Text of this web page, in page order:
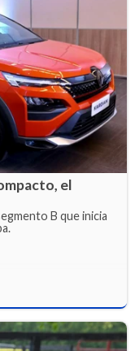
el
B que inicia